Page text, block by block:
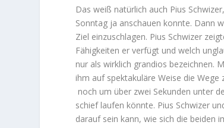
Das weiß natürlich auch Pius
Sonntag ja anschauen konnte. Dann
Ziel einzuschlagen. Pius Schwizer
Fähigkeiten er verfügt und welch
nur als wirklich grandios bezeichnen.
ihm auf spektakuläre Weise die
noch um über zwei Sekunden unter
schief laufen könnte. Pius Schwizer
darauf sein kann, wie sich die beiden